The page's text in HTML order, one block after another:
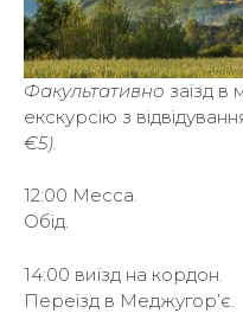
Факультативно заїзд в
екскурсію з
€5).
12:00 Месса.
Обід.
14:00 виїзд на кордон.
Переїзд в Меджугор’є.